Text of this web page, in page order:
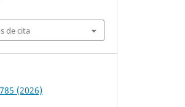
de cita
(2026)